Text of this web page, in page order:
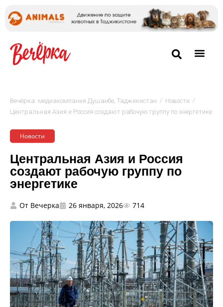
Вечёрка: медиакомпания Душанбе, Таджикистан / Новости /
Центральная Азия и Россия создают рабочую группу по энергетике
Новости
Центральная Азия и Россия
создают рабочую группу по
энергетике
От Вечерка 26 января, 2026 714